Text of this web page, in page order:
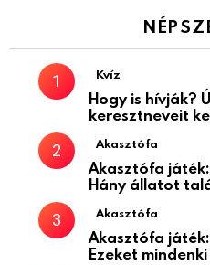
Kvíz
Hogy is hívják?
keresztneveit
Akasztófa
Akasztófa
Hány állatot
Akasztófa
Akasztófa
Ezeket